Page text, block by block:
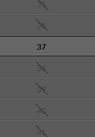
35
36
37
38
39
40
41